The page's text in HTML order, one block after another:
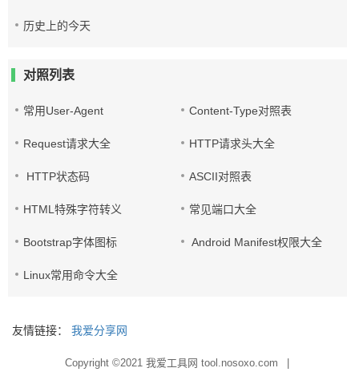
历史上的今天
对照列表
常用User-Agent Content-Type对照表
Request请求大全 HTTP请求头大全
HTTP状态码 ASCII对照表
HTML特殊字符转义 常见端口大全
Bootstrap字体图标 Android Manifest权限大全
Linux常用命令大全
友情链接： 我爱分享网
Copyright ©2021 我爱工具网 tool.nosoxo.com